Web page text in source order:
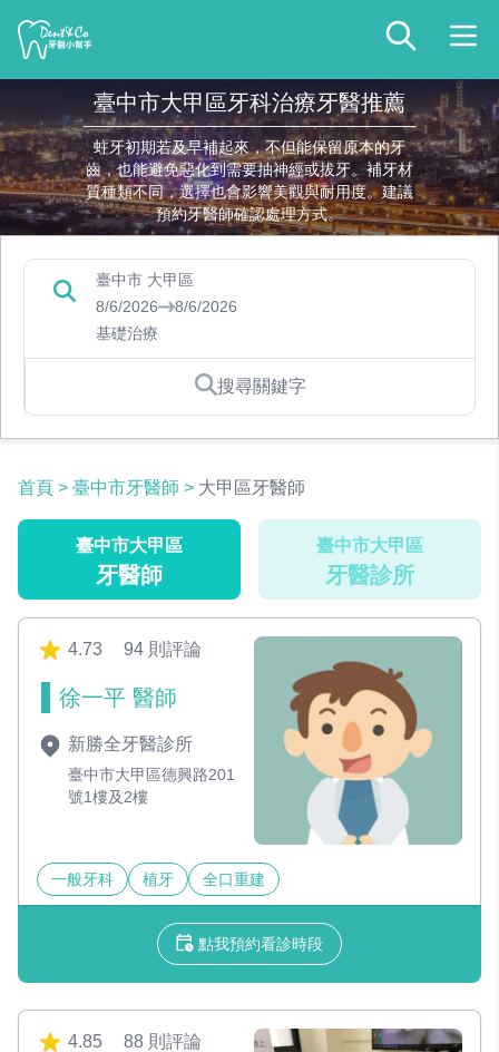
臺中市大甲區牙科治療牙醫推薦
蛀牙初期若及早補起來，不但能保留原本的牙
齒，也能避免惡化到需要抽神經或拔牙。補牙材
質種類不同，選擇也會影響美觀與耐用度。建議
預約牙醫師確認處理方式。
臺中市 大甲區
8/6/2026
8/6/2026
基礎治療
搜尋關鍵字
首頁 > 臺中市牙醫師 > 大甲區牙醫師
臺中市大甲區
牙醫師
臺中市大甲區
牙醫診所
4.73 94 則評論
徐一平 醫師
新勝全牙醫診所
臺中市大甲區德興路201
號1樓及2樓
一般牙科 植牙 全口重建
點我預約看診時段
4.85 88 則評論